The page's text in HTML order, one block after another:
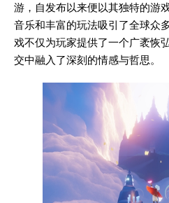
游，自发布以来便以其独特的游
音乐和丰富的玩法吸引了全球众
戏不仅为玩家提供了一个广袤恢
交中融入了深刻的情感与哲思。